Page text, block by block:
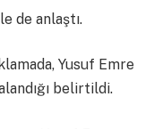
de anlaştı.
Yusuf Emre
belirtildi.